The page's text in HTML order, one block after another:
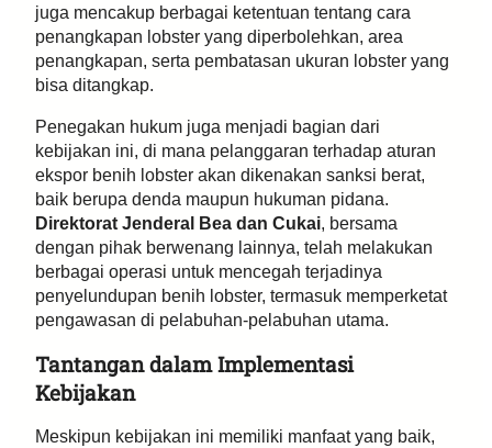
juga mencakup berbagai ketentuan tentang cara
penangkapan lobster yang diperbolehkan, area
penangkapan, serta pembatasan ukuran lobster yang
bisa ditangkap.
Penegakan hukum juga menjadi bagian dari
kebijakan ini, di mana pelanggaran terhadap aturan
ekspor benih lobster akan dikenakan sanksi berat,
baik berupa denda maupun hukuman pidana.
Direktorat Jenderal Bea dan Cukai, bersama
dengan pihak berwenang lainnya, telah melakukan
berbagai operasi untuk mencegah terjadinya
penyelundupan benih lobster, termasuk memperketat
pengawasan di pelabuhan-pelabuhan utama.
Tantangan dalam Implementasi
Kebijakan
Meskipun kebijakan ini memiliki manfaat yang baik,